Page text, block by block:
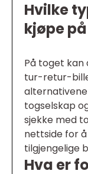
Hvilke
kjøpe
På toget kan
tur-retur-
togselskap
sjekke med
nettside for
tilgjengelige
Hva er